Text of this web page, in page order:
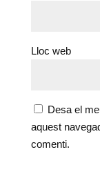
Lloc web
Desa el
aquest
comenti.